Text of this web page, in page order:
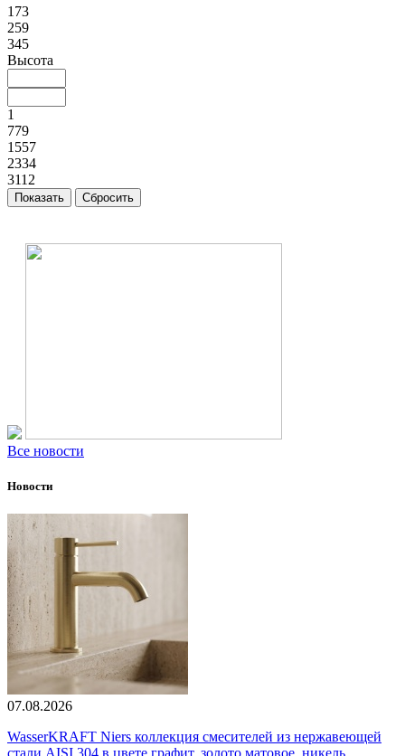
173
259
345
Высота
1
779
1557
2334
3112
Все новости
Новости
07.08.2026
WasserKRAFT Niers коллекция смесителей из нержавеющей